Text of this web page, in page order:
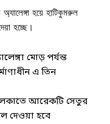
হয়ে হাটিকুমরুল
হচ্ছে।
মোড় পর্যন্ত
এ তিন
আরেকটি সেতুর
দেওয়া হবে